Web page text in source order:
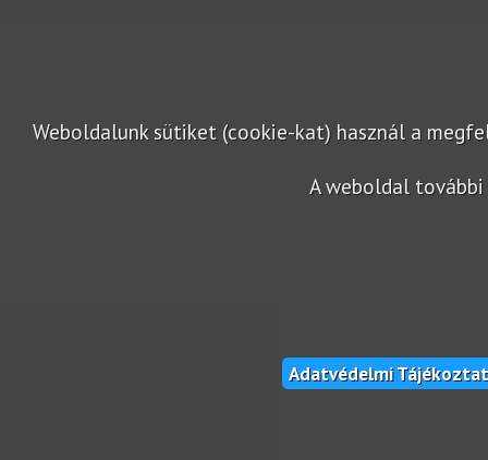
Weboldalunk sütiket (cookie-kat) használ a
A weboldal
Adatvédelmi